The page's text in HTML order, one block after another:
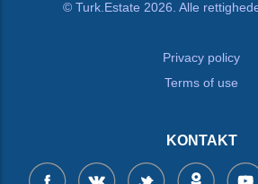
© Turk.Estate 2026. Alle
Privacy policy
Terms of use
KONTAKT